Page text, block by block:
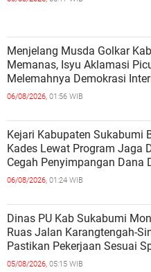
Menjelang Musda Golkar
Memanas, Isyu Aklamasi
Melemahnya Demokrasi
06/08/2026, 01:56 WIB
Kejari Kabupaten Sukabumi
Kades Lewat Program Jaga
Cegah Penyimpangan Dana
06/08/2026, 01:24 WIB
Dinas PU Kab Sukabumi
Ruas Jalan Karangtengah-
Pastikan Pekerjaan Sesuai
Teknis
05/08/2026, 05:15 WIB